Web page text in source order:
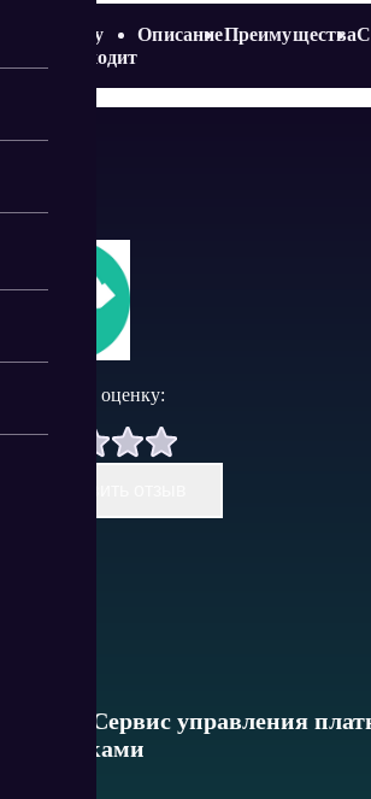
Кому
подходит
ОписаниеПреимущества
Поставить оценку:
Ainox - Сервис управления
подписками